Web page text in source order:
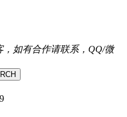
，如有合作请联系，QQ/微